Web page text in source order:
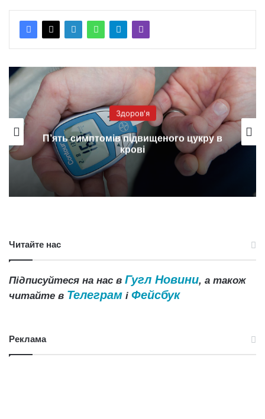
Здоров'я
Генетики отримали перший у світі
біологічний кардіостимулятор
Читайте нас
Підписуйтеся на нас в Гугл Новини, а також
читайте в Телеграм і Фейсбук
Реклама